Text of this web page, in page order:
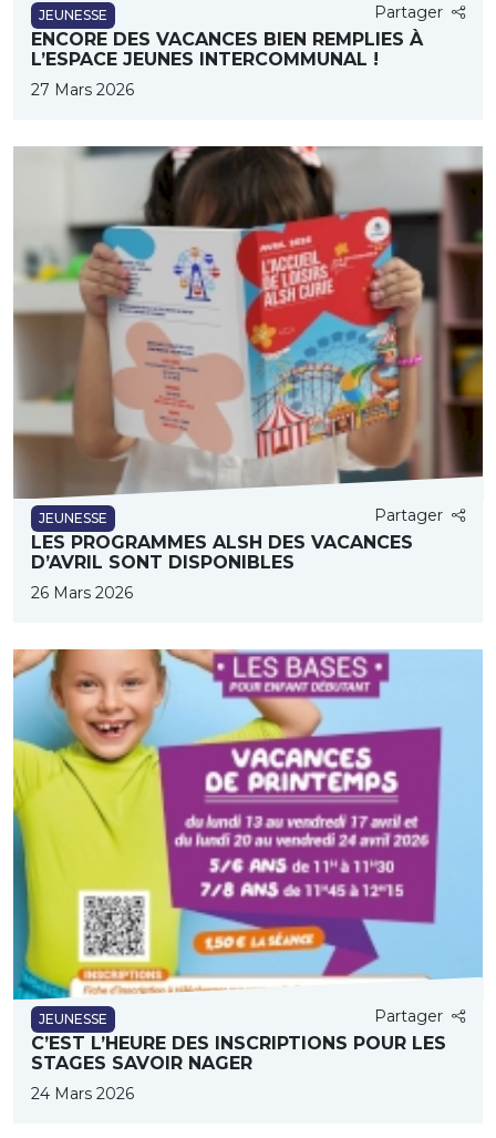
JEUNESSE Partager
ENCORE DES VACANCES BIEN REMPLIES À
L’ESPACE JEUNES INTERCOMMUNAL !
27 Mars 2026
JEUNESSE Partager
LES PROGRAMMES ALSH DES VACANCES
D’AVRIL SONT DISPONIBLES
26 Mars 2026
JEUNESSE Partager
C’EST L’HEURE DES INSCRIPTIONS POUR LES
STAGES SAVOIR NAGER
24 Mars 2026